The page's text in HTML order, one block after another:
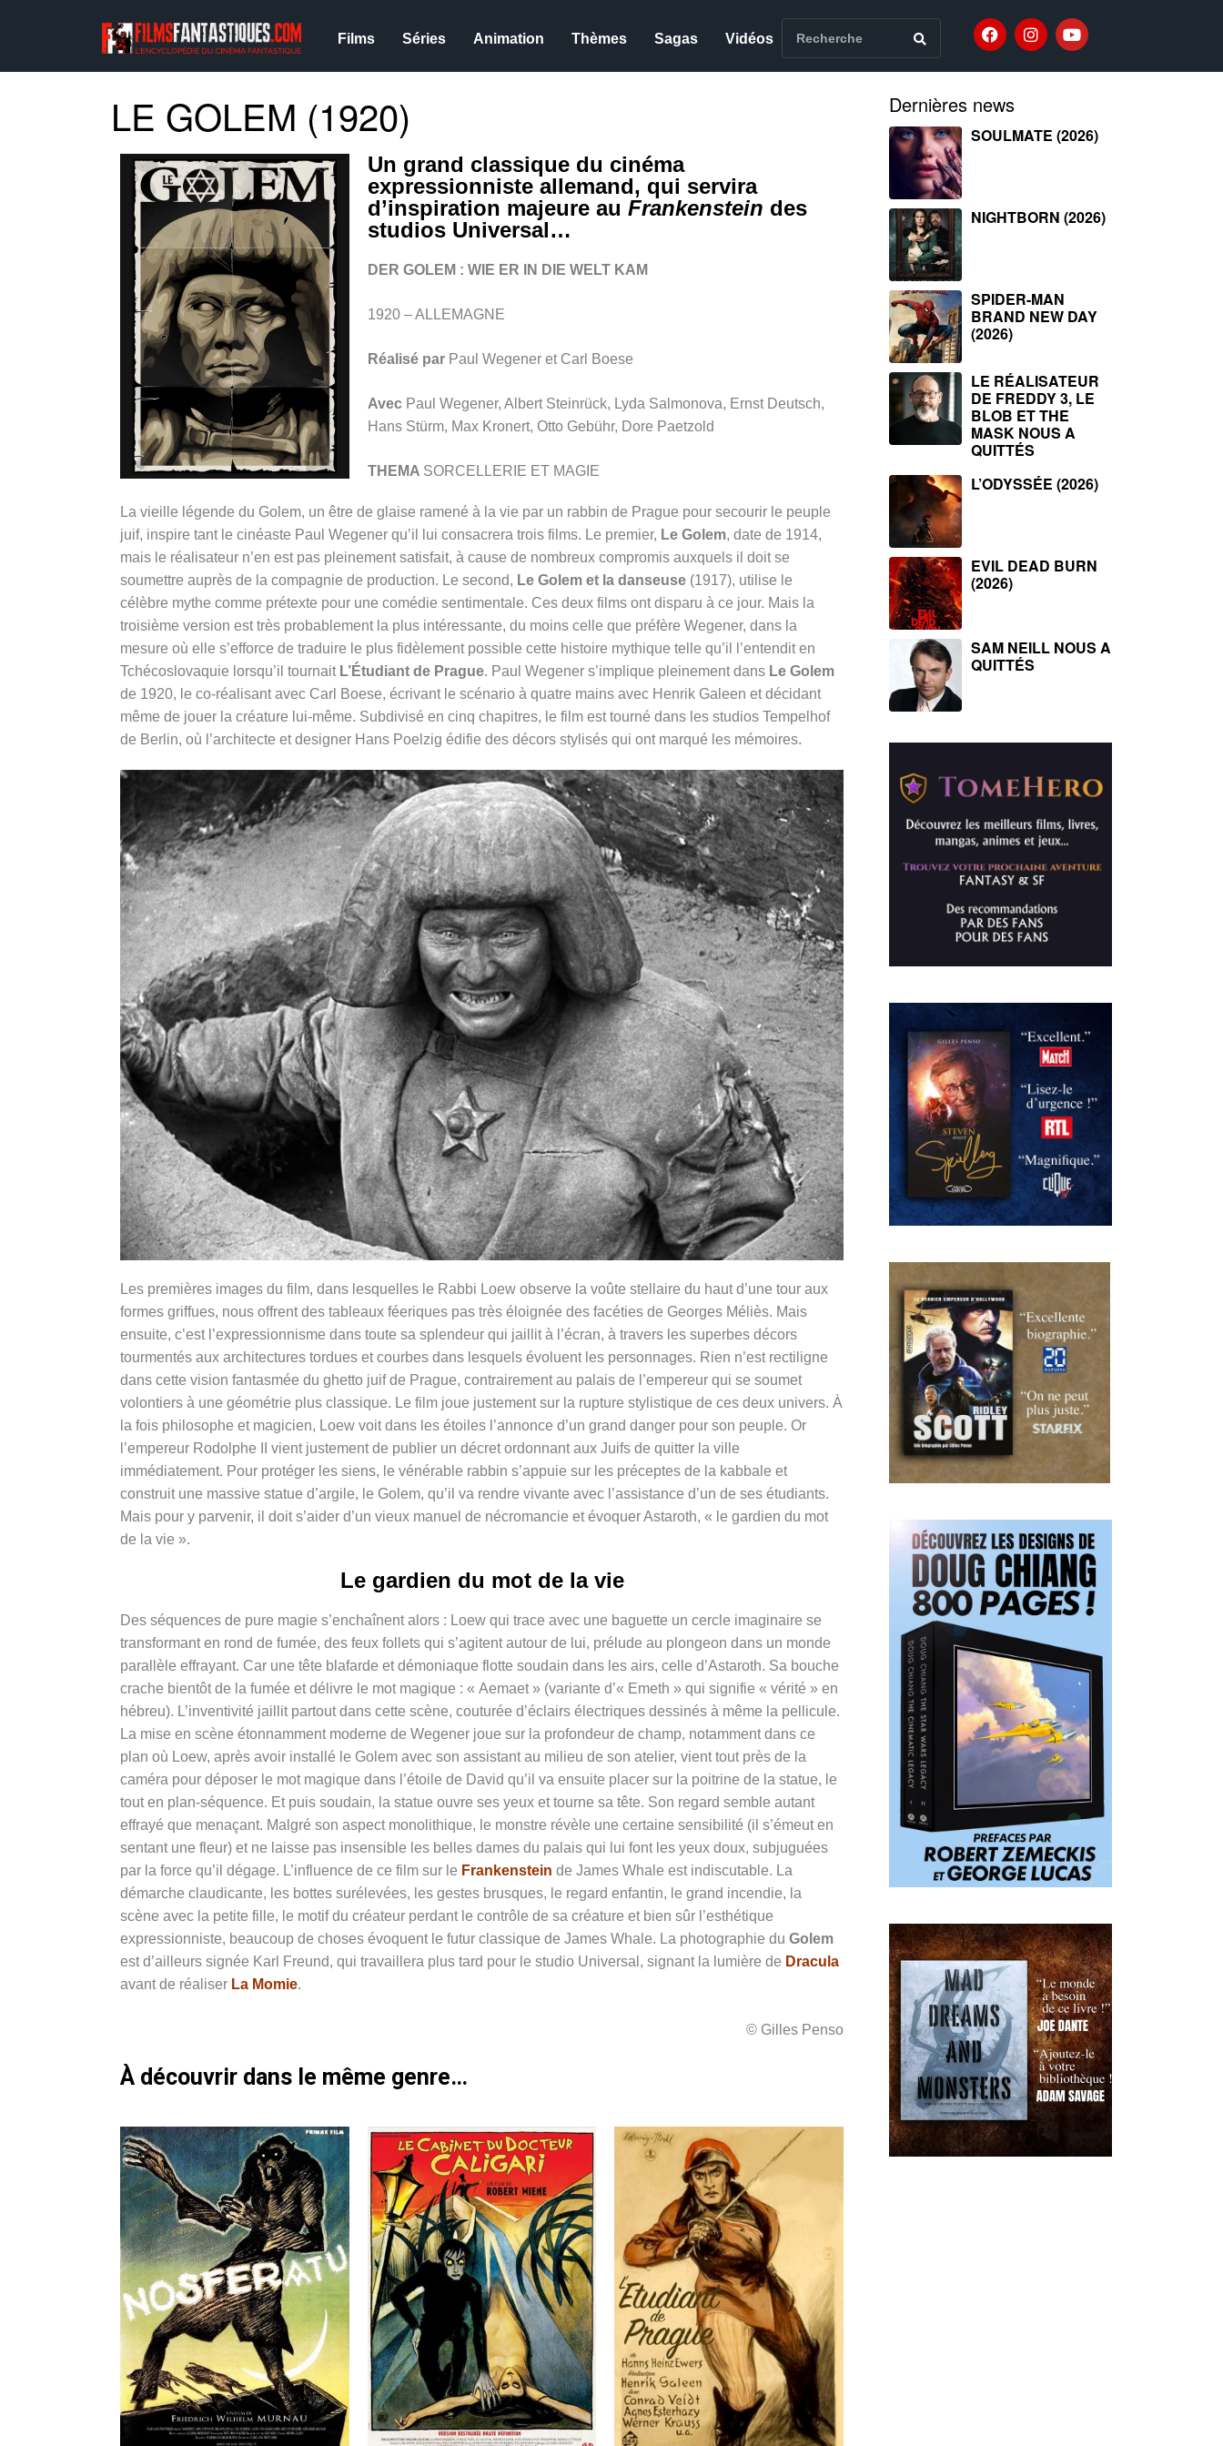
Films Séries Animation Thèmes Sagas Vidéos
LE GOLEM (1920)
Un grand classique du cinéma
expressionniste allemand, qui servira
d’inspiration majeure au Frankenstein des
studios Universal…
DER GOLEM : WIE ER IN DIE WELT KAM
1920 – ALLEMAGNE
Réalisé par Paul Wegener et Carl Boese
Avec Paul Wegener, Albert Steinrück, Lyda Salmonova, Ernst Deutsch,
Hans Stürm, Max Kronert, Otto Gebühr, Dore Paetzold
THEMA SORCELLERIE ET MAGIE
La vieille légende du Golem, un être de glaise ramené à la vie par un rabbin de Prague pour secourir le peuple
juif, inspire tant le cinéaste Paul Wegener qu’il lui consacrera trois films. Le premier, Le Golem, date de 1914,
mais le réalisateur n’en est pas pleinement satisfait, à cause de nombreux compromis auxquels il doit se
soumettre auprès de la compagnie de production. Le second, Le Golem et la danseuse (1917), utilise le
célèbre mythe comme prétexte pour une comédie sentimentale. Ces deux films ont disparu à ce jour. Mais la
troisième version est très probablement la plus intéressante, du moins celle que préfère Wegener, dans la
mesure où elle s’efforce de traduire le plus fidèlement possible cette histoire mythique telle qu’il l’entendit en
Tchécoslovaquie lorsqu’il tournait L’Étudiant de Prague. Paul Wegener s’implique pleinement dans Le Golem
de 1920, le co-réalisant avec Carl Boese, écrivant le scénario à quatre mains avec Henrik Galeen et décidant
même de jouer la créature lui-même. Subdivisé en cinq chapitres, le film est tourné dans les studios Tempelhof
de Berlin, où l’architecte et designer Hans Poelzig édifie des décors stylisés qui ont marqué les mémoires.
Les premières images du film, dans lesquelles le Rabbi Loew observe la voûte stellaire du haut d’une tour aux
formes griffues, nous offrent des tableaux féeriques pas très éloignée des facéties de Georges Méliès. Mais
ensuite, c’est l’expressionnisme dans toute sa splendeur qui jaillit à l’écran, à travers les superbes décors
tourmentés aux architectures tordues et courbes dans lesquels évoluent les personnages. Rien n’est rectiligne
dans cette vision fantasmée du ghetto juif de Prague, contrairement au palais de l’empereur qui se soumet
volontiers à une géométrie plus classique. Le film joue justement sur la rupture stylistique de ces deux univers. À
la fois philosophe et magicien, Loew voit dans les étoiles l’annonce d’un grand danger pour son peuple. Or
l’empereur Rodolphe II vient justement de publier un décret ordonnant aux Juifs de quitter la ville
immédiatement. Pour protéger les siens, le vénérable rabbin s’appuie sur les préceptes de la kabbale et
construit une massive statue d’argile, le Golem, qu’il va rendre vivante avec l’assistance d’un de ses étudiants.
Mais pour y parvenir, il doit s’aider d’un vieux manuel de nécromancie et évoquer Astaroth, « le gardien du mot
de la vie ».
Le gardien du mot de la vie
Des séquences de pure magie s’enchaînent alors : Loew qui trace avec une baguette un cercle imaginaire se
transformant en rond de fumée, des feux follets qui s’agitent autour de lui, prélude au plongeon dans un monde
parallèle effrayant. Car une tête blafarde et démoniaque flotte soudain dans les airs, celle d’Astaroth. Sa bouche
crache bientôt de la fumée et délivre le mot magique : « Aemaet » (variante d’« Emeth » qui signifie « vérité » en
hébreu). L’inventivité jaillit partout dans cette scène, couturée d’éclairs électriques dessinés à même la pellicule.
La mise en scène étonnamment moderne de Wegener joue sur la profondeur de champ, notamment dans ce
plan où Loew, après avoir installé le Golem avec son assistant au milieu de son atelier, vient tout près de la
caméra pour déposer le mot magique dans l’étoile de David qu’il va ensuite placer sur la poitrine de la statue, le
tout en plan-séquence. Et puis soudain, la statue ouvre ses yeux et tourne sa tête. Son regard semble autant
effrayé que menaçant. Malgré son aspect monolithique, le monstre révèle une certaine sensibilité (il s’émeut en
sentant une fleur) et ne laisse pas insensible les belles dames du palais qui lui font les yeux doux, subjuguées
par la force qu’il dégage. L’influence de ce film sur le Frankenstein de James Whale est indiscutable. La
démarche claudicante, les bottes surélevées, les gestes brusques, le regard enfantin, le grand incendie, la
scène avec la petite fille, le motif du créateur perdant le contrôle de sa créature et bien sûr l’esthétique
expressionniste, beaucoup de choses évoquent le futur classique de James Whale. La photographie du Golem
est d’ailleurs signée Karl Freund, qui travaillera plus tard pour le studio Universal, signant la lumière de Dracula
avant de réaliser La Momie.
© Gilles Penso
À découvrir dans le même genre…
Dernières news
SOULMATE (2026)
NIGHTBORN (2026)
SPIDER-MAN
BRAND NEW DAY
(2026)
LE RÉALISATEUR
DE FREDDY 3, LE
BLOB ET THE
MASK NOUS A
QUITTÉS
L’ODYSSÉE (2026)
EVIL DEAD BURN
(2026)
SAM NEILL NOUS A
QUITTÉS